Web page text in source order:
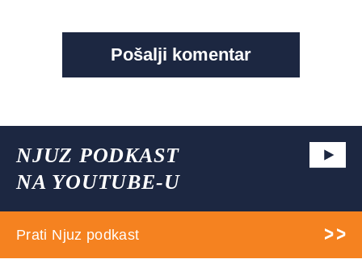
NJUZ PODKAST
NA YOUTUBE-U
Prati Njuz podkast